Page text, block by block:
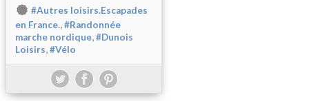
#Autres loisirs.Escapades
en France.,#Randonnée
marche nordique,#Dunois
Loisirs,#Vélo